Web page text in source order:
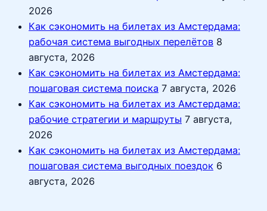
2026
Как сэкономить на билетах из Амстердама:
рабочая система выгодных перелётов 8
августа, 2026
Как сэкономить на билетах из Амстердама:
пошаговая система поиска 7 августа, 2026
Как сэкономить на билетах из Амстердама:
рабочие стратегии и маршруты 7 августа,
2026
Как сэкономить на билетах из Амстердама:
пошаговая система выгодных поездок 6
августа, 2026